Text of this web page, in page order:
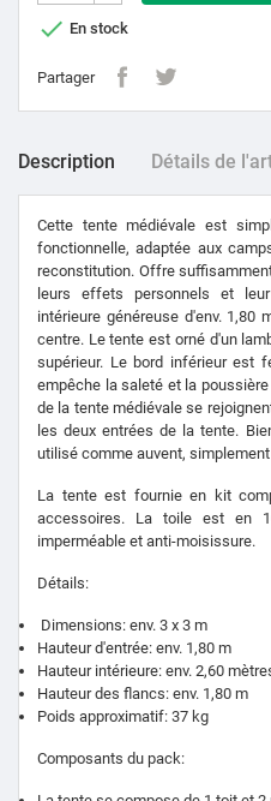
 En stock
Partager
Description Détails de
Cette tente médiévale est
fonctionnelle, adaptée aux
reconstitution. Offre
leurs effets personnels et
intérieure généreuse d'env.
centre. Le tente est orné d'un
supérieur. Le bord inférieur est
empêche la saleté et la
de la tente médiévale se
les deux entrées de la tente.
utilisé comme auvent,
La tente est fournie en kit
accessoires. La toile est en
imperméable et anti-moisissure.
Détails:
Dimensions: env. 3 x 3 m
Hauteur d'entrée: env. 1,80 m
Hauteur intérieure: env. 2,60
Hauteur des flancs: env. 1,80 m
Poids approximatif: 37 kg
Composants du pack: